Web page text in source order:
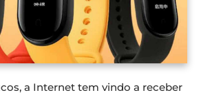
a Internet tem vindo a receber